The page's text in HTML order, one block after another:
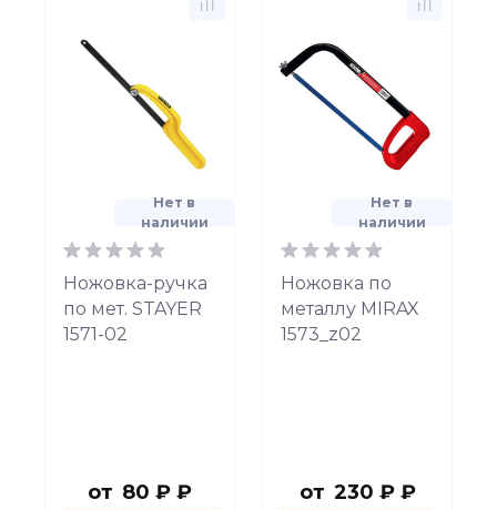
Нет в
наличии
Ножовка-ручка
по мет. STAYER
1571-02
от 80 ₽ ₽
Нет в
наличии
Ножовка по
металлу MIRAX
1573_z02
от 230 ₽ ₽